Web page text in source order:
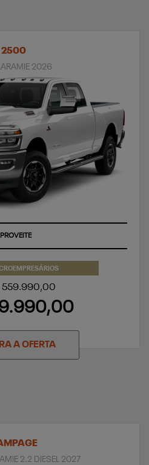
2500
2026
559.990,00
A OFERTA
2.2 DIESEL 2027